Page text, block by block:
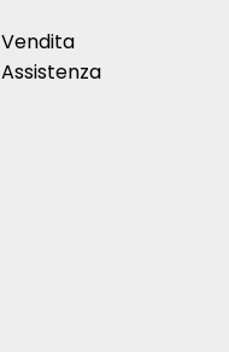
Vendita
Assistenza